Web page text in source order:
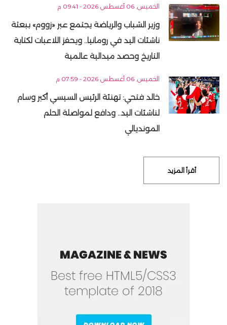
الخميس, 06 أغسطس 2026 - 09:41 م
وزير الشباب والرياضة يجتمع عبر «زووم» ببعثة
ناشئات اليد في رومانيا.. ويحفز اللاعبات لكتابة
التاريخ وحصد ميدالية عالمية
الخميس, 06 أغسطس 2026 - 07:59 م
خالد فتحي: تهنئة الرئيس السيسي أكبر وسام
لناشئات اليد.. ودافع لمواصلة الحلم
المونديالي
أقرأ المزيد